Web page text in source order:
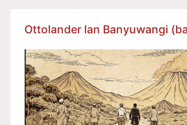
Ottolander lan Banyuwangi